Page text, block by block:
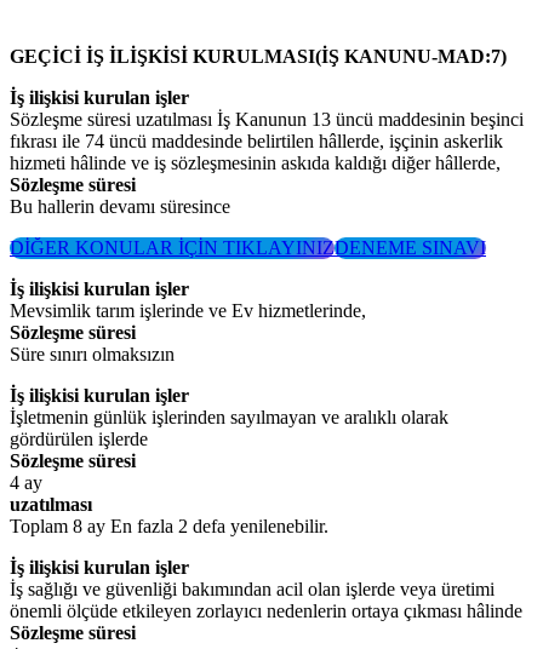
GEÇİCİ İŞ İLİŞKİSİ KURULMASI(İŞ KANUNU-MAD:7)
İş ilişkisi kurulan işler
Sözleşme süresi uzatılması İş Kanunun 13 üncü maddesinin beşinci
fıkrası ile 74 üncü maddesinde belirtilen hâllerde, işçinin askerlik
hizmeti hâlinde ve iş sözleşmesinin askıda kaldığı diğer hâllerde,
Sözleşme süresi
Bu hallerin devamı süresince
DİĞER KONULAR İÇİN TIKLAYINIZDENEME SINAVI
İş ilişkisi kurulan işler
Mevsimlik tarım işlerinde ve Ev hizmetlerinde,
Sözleşme süresi
Süre sınırı olmaksızın
İş ilişkisi kurulan işler
İşletmenin günlük işlerinden sayılmayan ve aralıklı olarak
gördürülen işlerde
Sözleşme süresi
4 ay
uzatılması
Toplam 8 ay En fazla 2 defa yenilenebilir.
İş ilişkisi kurulan işler
İş sağlığı ve güvenliği bakımından acil olan işlerde veya üretimi
önemli ölçüde etkileyen zorlayıcı nedenlerin ortaya çıkması hâlinde
Sözleşme süresi